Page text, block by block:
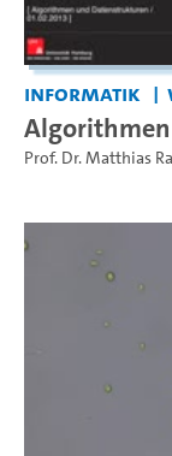
Informatik
Prof. Dr. Matthias